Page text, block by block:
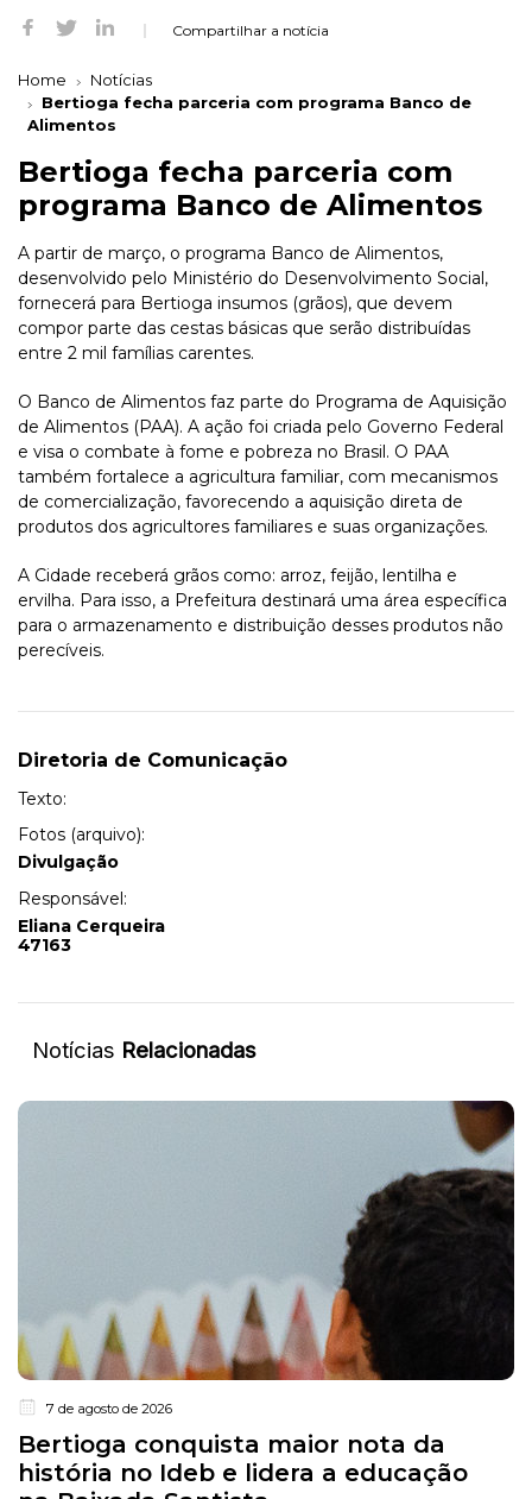
Compartilhar a notícia
Home
Notícias
Bertioga fecha parceria com programa Banco de
Alimentos
Bertioga fecha parceria com
programa Banco de Alimentos
A partir de março, o programa Banco de Alimentos,
desenvolvido pelo Ministério do Desenvolvimento Social,
fornecerá para Bertioga insumos (grãos), que devem
compor parte das cestas básicas que serão distribuídas
entre 2 mil famílias carentes.
O Banco de Alimentos faz parte do Programa de Aquisição
de Alimentos (PAA). A ação foi criada pelo Governo Federal
e visa o combate à fome e pobreza no Brasil. O PAA
também fortalece a agricultura familiar, com mecanismos
de comercialização, favorecendo a aquisição direta de
produtos dos agricultores familiares e suas organizações.
A Cidade receberá grãos como: arroz, feijão, lentilha e
ervilha. Para isso, a Prefeitura destinará uma área específica
para o armazenamento e distribuição desses produtos não
perecíveis.
Diretoria de Comunicação
Texto:
Fotos (arquivo):
Divulgação
Responsável:
Eliana Cerqueira
47163
Notícias Relacionadas
7 de agosto de 2026
Bertioga conquista maior nota da
história no Ideb e lidera a educação